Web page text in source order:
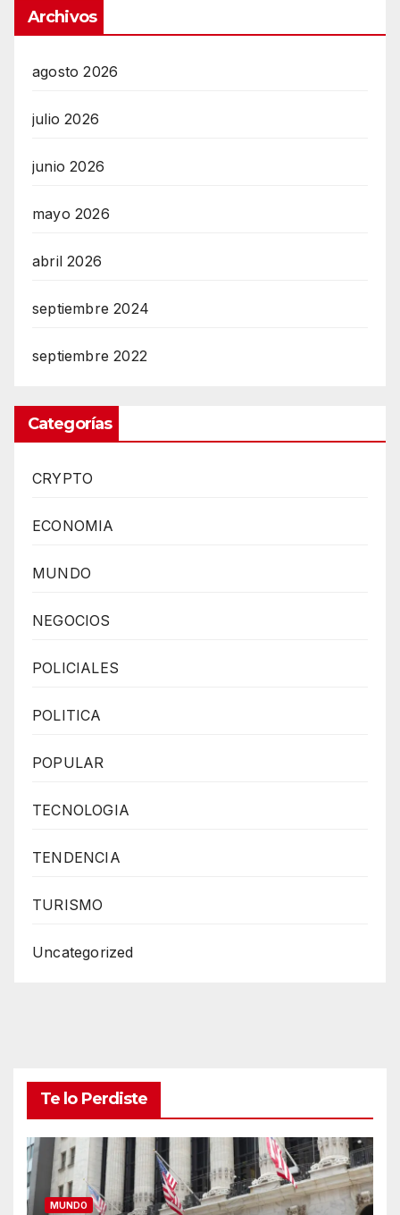
Archivos
agosto 2026
julio 2026
junio 2026
mayo 2026
abril 2026
septiembre 2024
septiembre 2022
Categorías
CRYPTO
ECONOMIA
MUNDO
NEGOCIOS
POLICIALES
POLITICA
POPULAR
TECNOLOGIA
TENDENCIA
TURISMO
Uncategorized
Te lo Perdiste
MUNDO